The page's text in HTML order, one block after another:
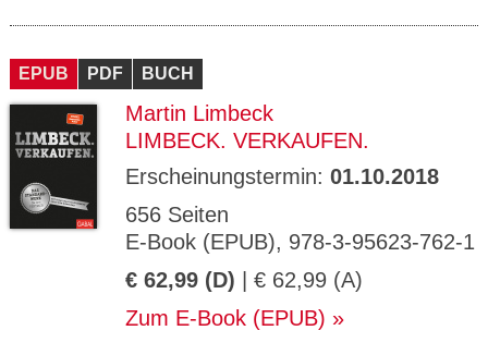
EPUB PDF BUCH
Martin Limbeck
LIMBECK. VERKAUFEN.
Erscheinungstermin: 01.10.2018
656 Seiten
E-Book (EPUB), 978-3-95623-762-1
€ 62,99 (D) | € 62,99 (A)
Zum E-Book (EPUB)